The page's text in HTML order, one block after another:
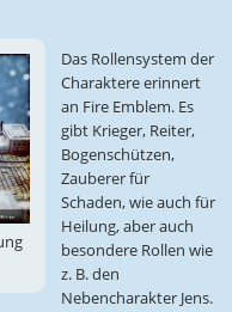
Das Rollensystem der
Charaktere erinnert
an Fire Emblem. Es
gibt Krieger, Reiter,
Bogenschützen,
Zauberer für
Schaden, wie auch für
Heilung, aber auch
besondere Rollen wie
z. B. den
Nebencharakter Jens.